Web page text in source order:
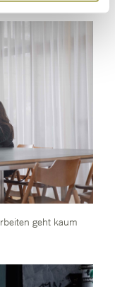
geht kaum